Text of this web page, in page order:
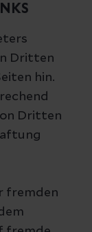
Dritten
hin.
Dritten
fremden